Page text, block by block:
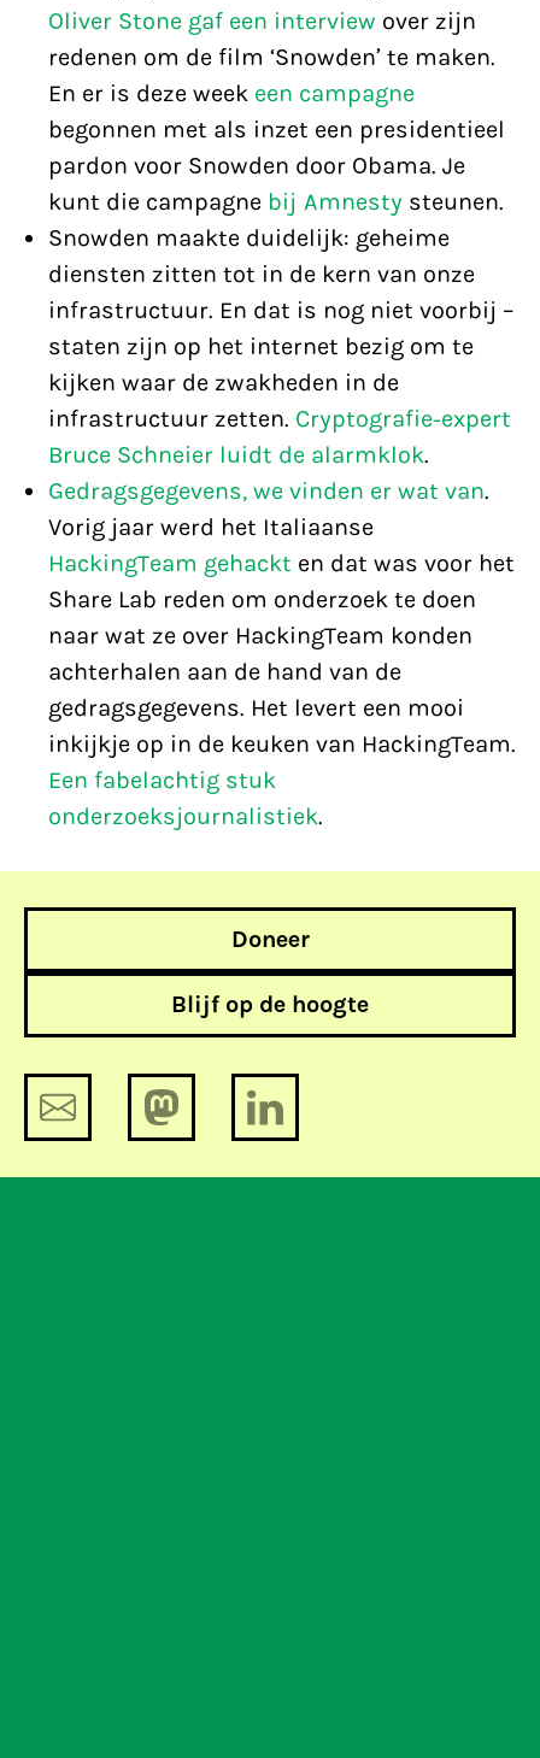
Oliver Stone gaf een interview over zijn
redenen om de film ‘Snowden’ te maken.
En er is deze week een campagne
begonnen met als inzet een presidentieel
pardon voor Snowden door Obama. Je
kunt die campagne bij Amnesty steunen.
Snowden maakte duidelijk: geheime
diensten zitten tot in de kern van onze
infrastructuur. En dat is nog niet voorbij –
staten zijn op het internet bezig om te
kijken waar de zwakheden in de
infrastructuur zetten. Cryptografie-expert
Bruce Schneier luidt de alarmklok.
Gedragsgegevens, we vinden er wat van.
Vorig jaar werd het Italiaanse
HackingTeam gehackt en dat was voor het
Share Lab reden om onderzoek te doen
naar wat ze over HackingTeam konden
achterhalen aan de hand van de
gedragsgegevens. Het levert een mooi
inkijkje op in de keuken van HackingTeam.
Een fabelachtig stuk
onderzoeksjournalistiek.
Doneer
Blijf op de hoogte